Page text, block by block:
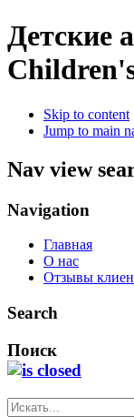
Детские
Skip to content
Jump to main
Nav view
Navigation
Главная
О нас
Отзывы
Search
Поиск